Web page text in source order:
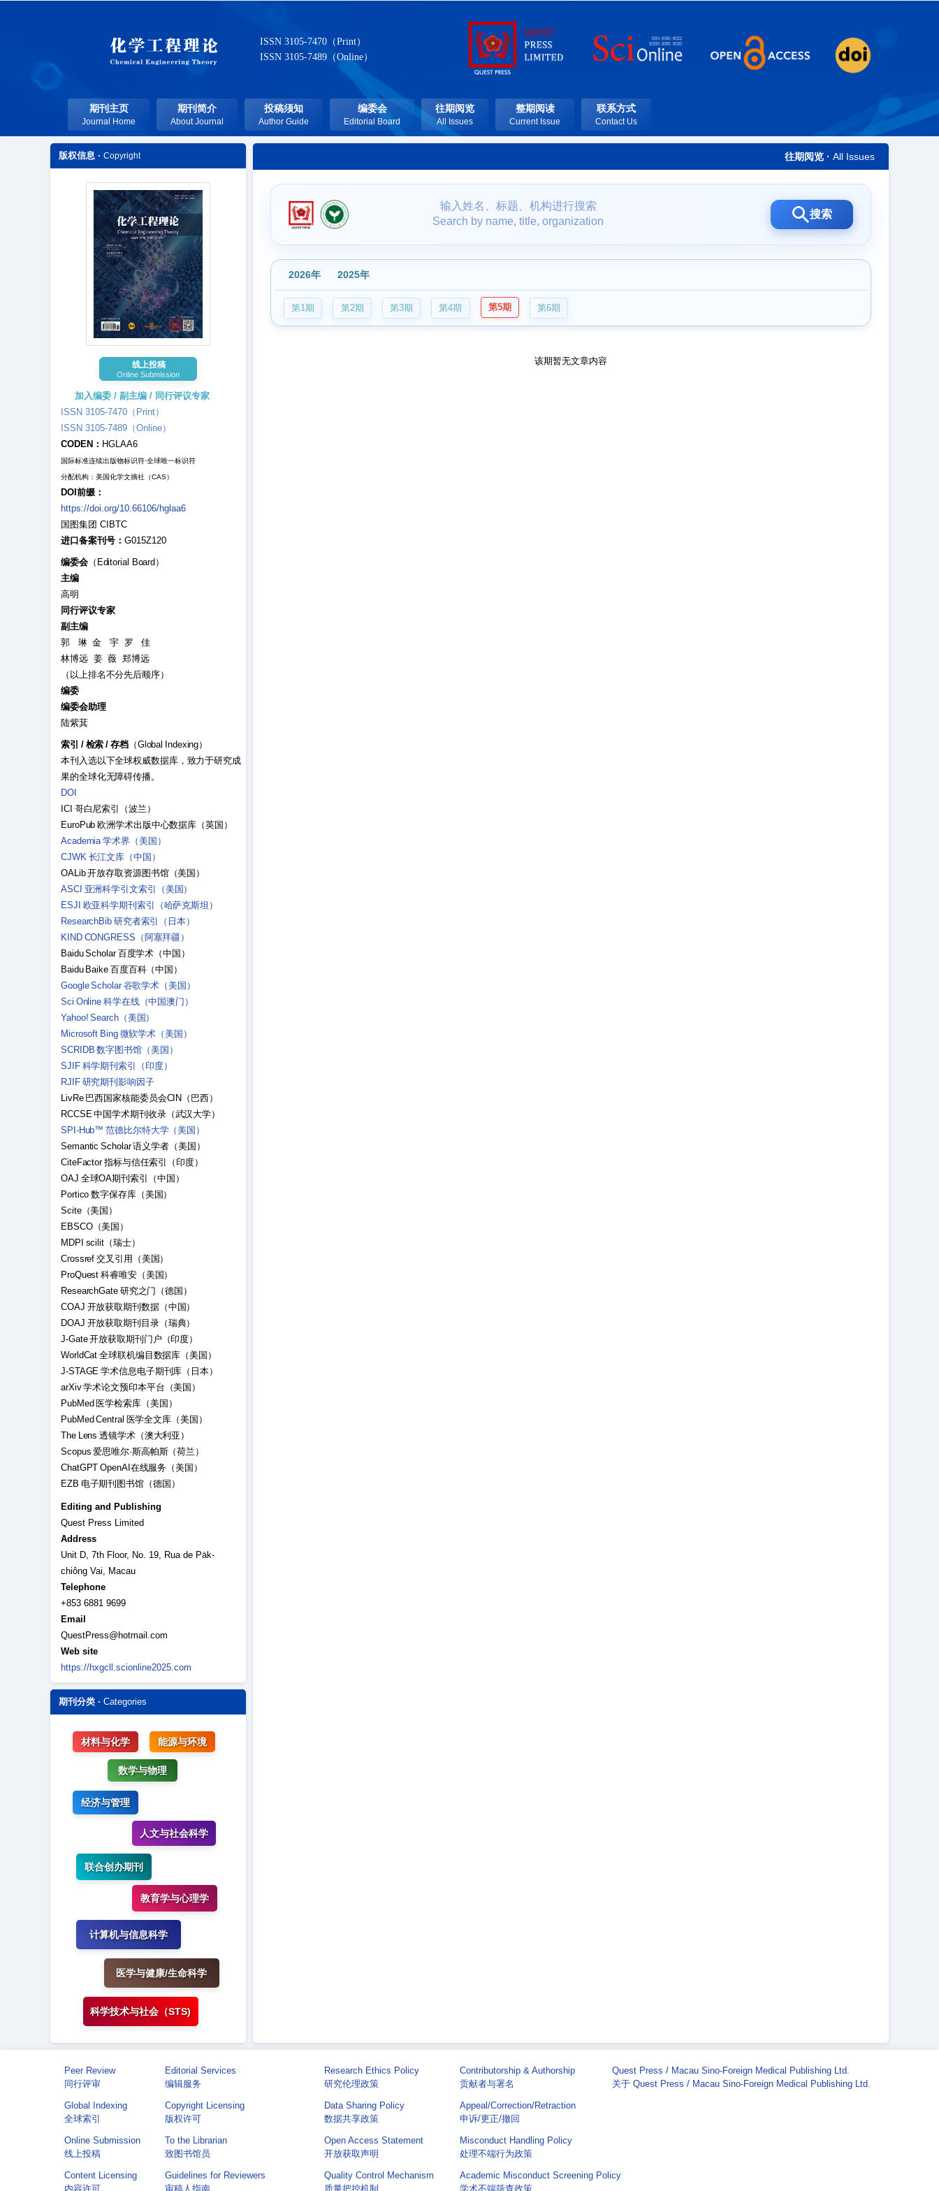
ISSN 3105-7470（Print）
ISSN 3105-7489（Online）
期刊主页
Journal Home
期刊简介
About Journal
投稿须知
Author Guide
编委会
Editorial Board
往期阅览
All Issues
整期阅读
Current Issue
联系方式
Contact Us
版权信息 · Copyright
线上投稿
Online Submission
加入编委 / 副主编 / 同行评议专家
ISSN 3105-7470（Print）
ISSN 3105-7489（Online）
CODEN： HGLAA6
国际标准连续出版物标识符·全球唯一标识符
分配机构：美国化学文摘社（CAS）
DOI前缀：
https://doi.org/10.66106/hglaa6
国图集团 CIBTC
进口备案刊号： G015Z120
编委会（Editorial Board）
主编
高明
同行评议专家
副主编
郭 琳 金 宇 罗 佳
林博远 姜 薇 郑博远
（以上排名不分先后顺序）
编委
编委会助理
陆紫萁
索引 / 检索 /存档（Global Indexing）
本刊入选以下全球权威数据库，致力于研究成
果的全球化无障碍传播。
DOI
ICI 哥白尼索引（波兰）
EuroPub 欧洲学术出版中心数据库（英国）
Academia 学术界（美国）
CJWK 长江文库（中国）
OALib 开放存取资源图书馆（美国）
ASCI 亚洲科学引文索引（美国）
ESJI 欧亚科学期刊索引（哈萨克斯坦）
ResearchBib 研究者索引（日本）
KIND CONGRESS（阿塞拜疆）
Baidu Scholar 百度学术（中国）
Baidu Baike 百度百科（中国）
Google Scholar 谷歌学术（美国）
Sci Online 科学在线（中国澳门）
Yahoo! Search（美国）
Microsoft Bing 微软学术（美国）
SCRIDB 数字图书馆（美国）
SJIF 科学期刊索引（印度）
RJIF 研究期刊影响因子
LivRe 巴西国家核能委员会CIN（巴西）
RCCSE 中国学术期刊收录（武汉大学）
SPI-Hub™ 范德比尔特大学（美国）
Semantic Scholar 语义学者（美国）
CiteFactor 指标与信任索引（印度）
OAJ 全球OA期刊索引（中国）
Portico 数字保存库（美国）
Scite（美国）
EBSCO（美国）
MDPI scilit（瑞士）
Crossref 交叉引用（美国）
ProQuest 科睿唯安（美国）
ResearchGate 研究之门（德国）
COAJ 开放获取期刊数据（中国）
DOAJ 开放获取期刊目录（瑞典）
J-Gate 开放获取期刊门户（印度）
WorldCat 全球联机编目数据库（美国）
J-STAGE 学术信息电子期刊库（日本）
arXiv 学术论文预印本平台（美国）
PubMed 医学检索库（美国）
PubMed Central 医学全文库（美国）
The Lens 透镜学术（澳大利亚）
Scopus 爱思唯尔·斯高帕斯（荷兰）
ChatGPT OpenAI在线服务（美国）
EZB 电子期刊图书馆（德国）
Editing and Publishing
Quest Press Limited
Address
Unit D, 7th Floor, No. 19, Rua de Pa̍k-
chiông Vai, Macau
Telephone
+853 6881 9699
Email
QuestPress@hotmail.com
Web site
https://hxgcll.scionline2025.com
期刊分类 · Categories
材料与化学 能源与环境
数学与物理
经济与管理
人文与社会科学
联合创办期刊
教育学与心理学
计算机与信息科学
医学与健康/生命科学
科学技术与社会（STS)
往期阅览 · All Issues
输入姓名、标题、机构进行搜索
Search by name, title, organization
搜索
2026年 2025年
第1期 第2期 第3期 第4期 第5期 第6期
该期暂无文章内容
Peer Review
同行评审
Editorial Services
编辑服务
Research Ethics Policy
研究伦理政策
Contributorship & Authorship
贡献者与署名
Quest Press / Macau Sino-Foreign Medical Publishing Ltd.
关于 Quest Press / Macau Sino-Foreign Medical Publishing Ltd.
Global Indexing
全球索引
Copyright Licensing
版权许可
Data Sharing Policy
数据共享政策
Appeal/Correction/Retraction
申诉/更正/撤回
Online Submission
线上投稿
To the Librarian
致图书馆员
Open Access Statement
开放获取声明
Misconduct Handling Policy
处理不端行为政策
Content Licensing
内容许可
Guidelines for Reviewers
审稿人指南
Quality Control Mechanism
质量把控机制
Academic Misconduct Screening Policy
学术不端筛查政策